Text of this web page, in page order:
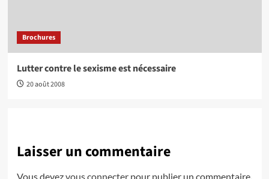
Brochures
Lutter contre le sexisme est nécessaire
20 août 2008
Laisser un commentaire
Vous devezvous connecterpour publier un commentaire.